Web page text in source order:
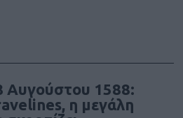
1588:
η μεγάλη